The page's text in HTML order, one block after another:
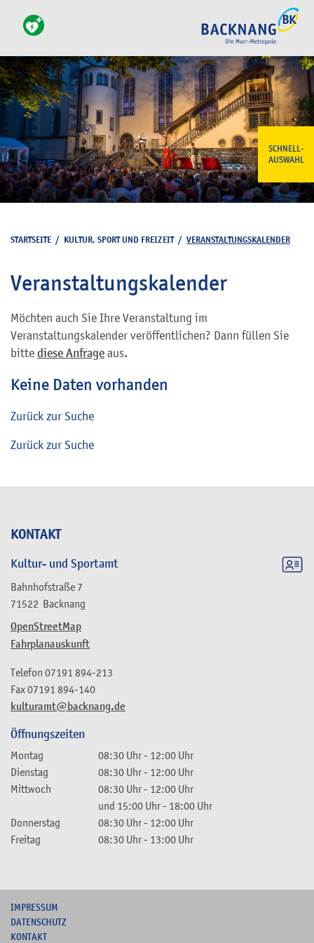
SCHNELL-
AUSWAHL
KONTAKT
Kultur- und Sportamt
Bahnhofstraße 7
71522 Backnang
OpenStreetMap
Fahrplanauskunft
kulturamt@backnang.de
Telefon 07191 894-213
Fax07191 894-140
Öffnungszeiten
Montag 08:30 Uhr- 12:00 Uhr
Dienstag
08:30 Uhr- 12:00 Uhr
Mittwoch
08:30 Uhr- 12:00 Uhr
und 15:00 Uhr- 18:00 Uhr
Donnerstag
08:30 Uhr- 12:00 Uhr
Freitag
08:30 Uhr- 13:00 Uhr
STARTSEITE / KULTUR, SPORT UND FREIZEIT/ VERANSTALTUNGSKALENDER
Veranstaltungskalender
Möchten auch Sie Ihre Veranstaltung im
Veranstaltungskalender veröffentlichen? Dann füllen Sie
bitte diese Anfrage aus.
Keine Daten vorhanden
Zurück zur Suche
Zurück zur Suche
IMPRESSUM
DATENSCHUTZ
KONTAKT